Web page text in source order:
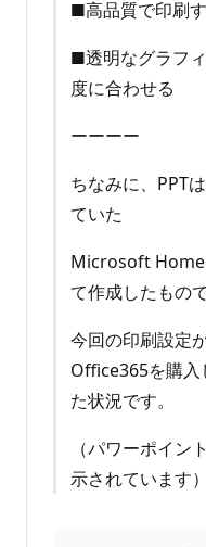
■高品質で印刷
■透明なグラフ
度に合わせる
ーーーー
ちなみに、PPT
ていた
Microsoft
て作成したもので
今回の印刷設定
Office365を購入
た状況です。
（パワーポイン
示されています）